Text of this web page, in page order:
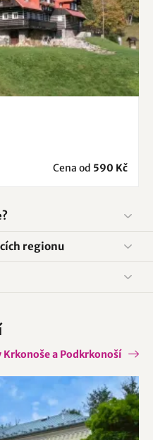
Cena od 590 Kč
regionu
Krkonoše a Podkrkonoší